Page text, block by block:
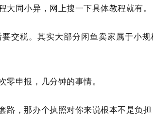
同小异，网上搜一下具体教程就有。
交税。其实大部分闲鱼卖家属于小
申报，几分钟的事情。
，那办个执照对你来说根本不是负担